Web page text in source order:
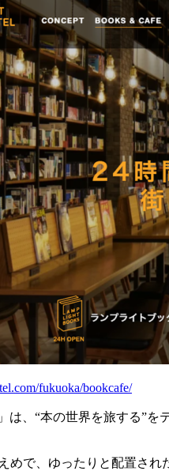
fukuoka/bookcafe/
は、“本の世界を旅する”
めで、ゆったりと配置さ